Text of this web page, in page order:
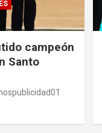
campeón
Santo